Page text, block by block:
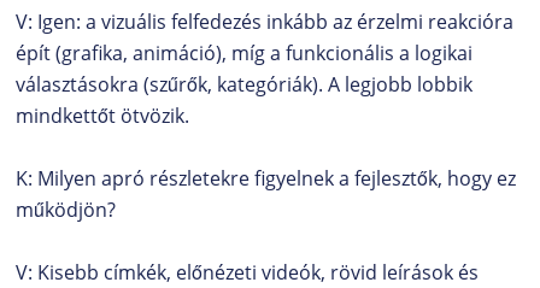
V: Igen: a vizuális felfedezés inkább az érzelmi reakcióra
épít (grafika, animáció), míg a funkcionális a logikai
választásokra (szűrők, kategóriák). A legjobb lobbik
mindkettőt ötvözik.
K: Milyen apró részletekre figyelnek a fejlesztők, hogy ez
működjön?
V: Kisebb címkék, előnézeti videók, rövid leírások és